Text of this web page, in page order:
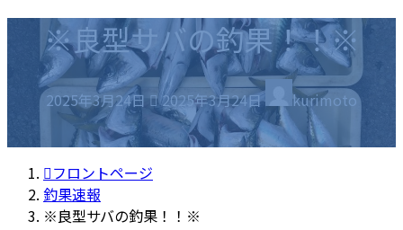
※良型サバの釣果！！※
2025年3月24日
最
終
更
新
:
2025年3月24日 kurimoto
フロントページ
釣果速報
※良型サバの釣果！！※